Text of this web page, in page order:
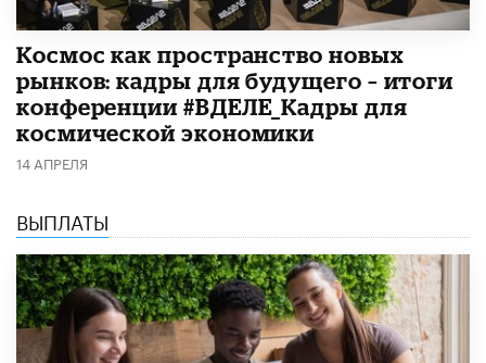
Космос как пространство новых
рынков: кадры для будущего – итоги
конференции #ВДЕЛЕ_Кадры для
космической экономики
14 АПРЕЛЯ
ВЫПЛАТЫ